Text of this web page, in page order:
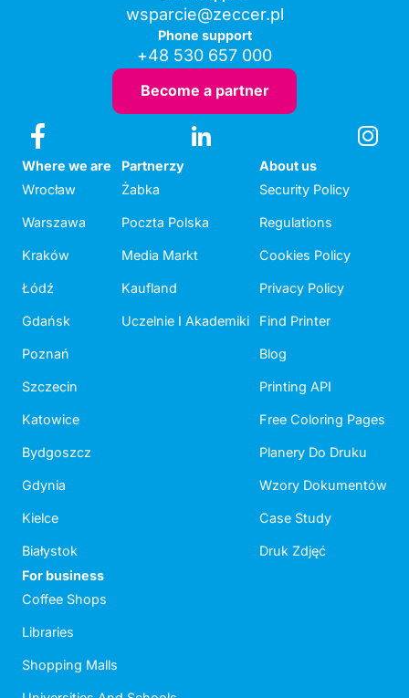
wsparcie@zeccer.pl
Phone support
+48 530 657 000
Become a partner
Where we are
Wrocław
Warszawa
Kraków
Łódź
Gdańsk
Poznań
Szczecin
Katowice
Bydgoszcz
Gdynia
Kielce
Białystok
Partnerzy
Żabka
Poczta Polska
Media Markt
Kaufland
Uczelnie I Akademiki
About us
Security Policy
Regulations
Cookies Policy
Privacy Policy
Find Printer
Blog
Printing API
Free Coloring Pages
Planery Do Druku
Wzory Dokumentów
Case Study
Druk Zdjęć
For business
Coffee Shops
Libraries
Shopping Malls